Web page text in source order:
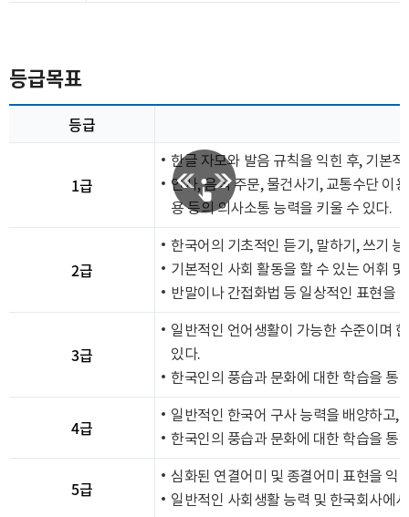
등급목표
등급
1급
한글 자모와 발음 규칙을 익힌 후, 기본
인사, 음식 주문, 물건사기, 교통수단 이
용 등의 의사소통 능력을 키울 수 있다.
2급
한국어의 기초적인 듣기, 말하기, 쓰기
기본적인 사회 활동을 할 수 있는 어휘
반말이나 간접화법 등 일상적인 표현을
3급
일반적인 언어생활이 가능한 수준이며
있다.
한국인의 풍습과 문화에 대한 학습을 통
4급
일반적인 한국어 구사 능력을 배양하고,
한국인의 풍습과 문화에 대한 학습을 통
5급
심화된 연결어미 및 종결어미 표현을 익
일반적인 사회생활 능력 및 한국회사에